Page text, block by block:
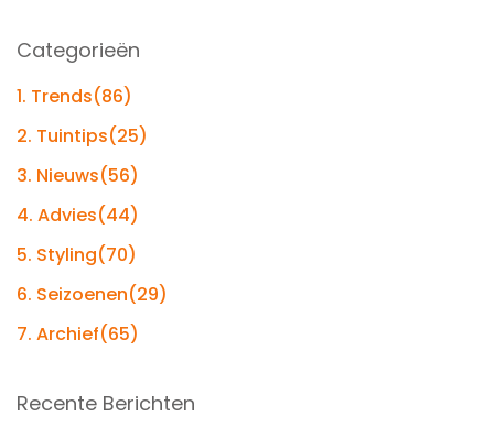
Categorieën
1. Trends(86)
2. Tuintips(25)
3. Nieuws(56)
4. Advies(44)
5. Styling(70)
6. Seizoenen(29)
7. Archief(65)
Recente Berichten